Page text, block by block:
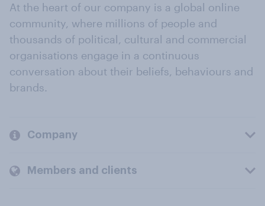
At the heart of our company is a global online
community, where millions of people and
thousands of political, cultural and commercial
organisations engage in a continuous
conversation about their beliefs, behaviours and
brands.
Company
Members and clients